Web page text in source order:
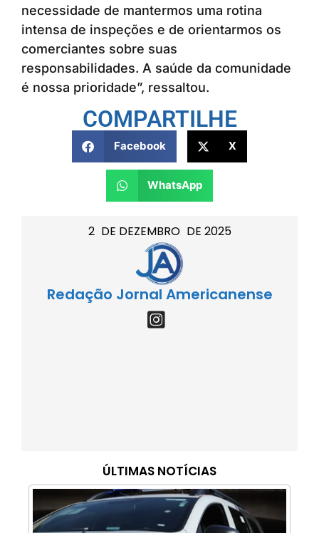
2 DE DEZEMBRO DE 2025
Redação Jornal Americanense
ÚLTIMAS NOTÍCIAS
necessidade de mantermos uma rotina
intensa de inspeções e de orientarmos os
comerciantes sobre suas
responsabilidades. A saúde da comunidade
é nossa prioridade”, ressaltou.
COMPARTILHE
Facebook X
WhatsApp